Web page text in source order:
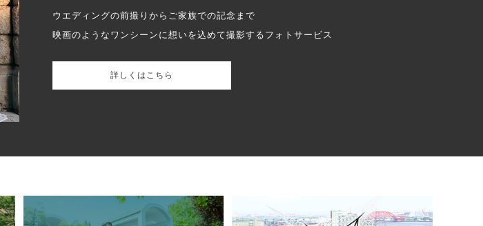
ウエディングの前撮りからご家族での記念まで
映画のようなワンシーンに想いを込めて撮影するフォトサービス
詳しくはこちら